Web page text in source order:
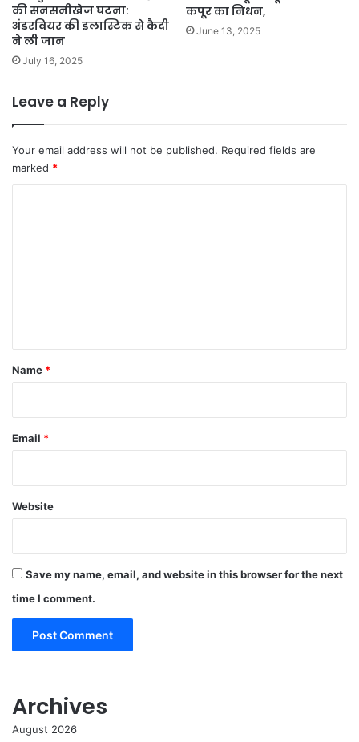
की सनसनीखेज घटना:
अंडरवियर की इलास्टिक से कैदी
ने ली जान
July 16, 2025
कपूर का निधन,
June 13, 2025
Leave a Reply
Your email address will not be published. Required fields are
marked *
*
Name *
Email *
Website
Save my name, email, and website in this browser for the next
time I comment.
Archives
August 2026